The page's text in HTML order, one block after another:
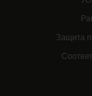
Защита